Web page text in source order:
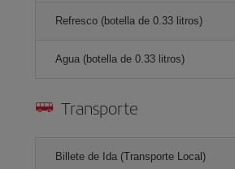
Refresco (botella de 0.33 litros)
Agua (botella de 0.33 litros)
Transporte
Billete de Ida (Transporte Local)